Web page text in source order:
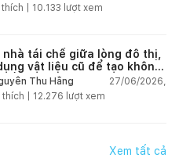
| 10.133 lượt xem
nhà tái chế giữa lòng đô thị,
vật liệu cũ để tạo không
linh hoạt
Thu Hằng
27/06/2026,
| 12.276 lượt xem
Xem tất cả